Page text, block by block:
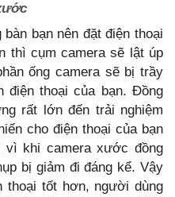
bạn nên đặt điện thoại
thì cụm camera sẽ lật úp
ống camera sẽ bị trầy
điện thoại của bạn. Đồng
rất lớn đến trải nghiệm
cho điện thoại của bạn
khi camera xước đồng
bị giảm đi đáng kể. Vậy
thoại tốt hơn, người dùng